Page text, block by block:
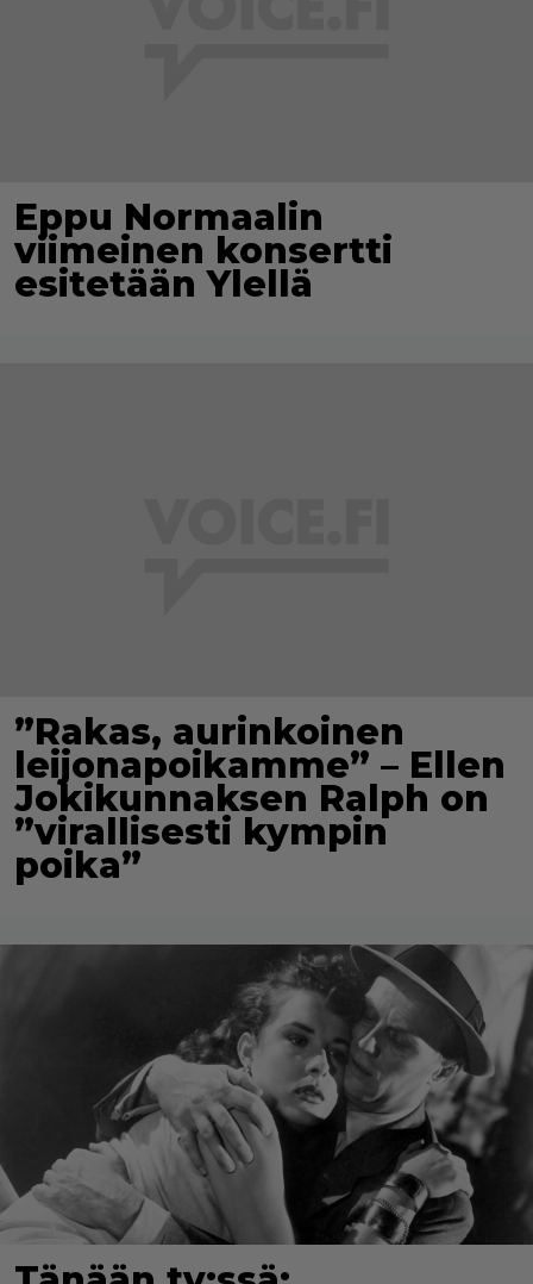
Eppu Normaalin
viimeinen konsertti
esitetään Ylellä
”Rakas, aurinkoinen
leijonapoikamme” – Ellen
Jokikunnaksen Ralph on
”virallisesti kympin
poika”